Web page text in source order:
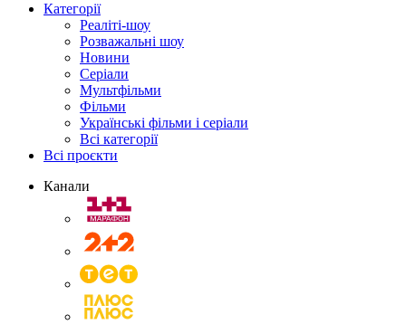
Категорії
Реаліті-шоу
Розважальні шоу
Новини
Серіали
Мультфільми
Фільми
Українські фільми і серіали
Всі категорії
Всі проєкти
Канали